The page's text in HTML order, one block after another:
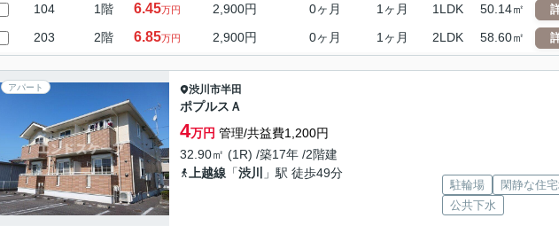
104 1階 6.45万円 2,900円 0ヶ月 1ヶ月 1LDK 50.14㎡
203 2階 6.85万円 2,900円 0ヶ月 1ヶ月 2LDK 58.60㎡
アパート 渋川市半田
ポプルスＡ
4万円 管理/共益費1,200円
32.90㎡ (1R) /築17年 /2階建
上越線 「渋川 」駅 徒歩49分
駐輪場 閑静な住
公共下水